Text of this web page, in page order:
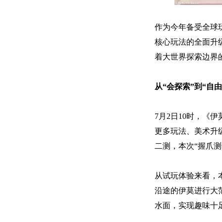
作为今年备受全球
核心玩法的全面升
着大世界探索边界
从“会探索”到“自
7月2日10时，《
更多玩法、美术升
二测，本次“握爪
从试玩体验来看，
沿途的伊莫进行大
水面，实现趣味十